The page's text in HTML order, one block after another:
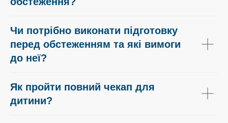
Чи потрібно виконати підготовку
перед обстеженням та які вимоги
до неї?
Як пройти повний чекап для
дитини?